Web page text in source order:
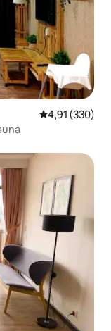
4,91 de uma
4,91 (330)